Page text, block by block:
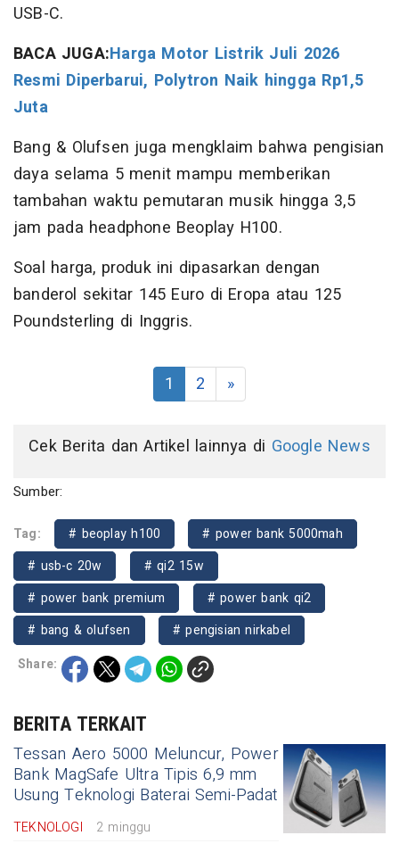
USB-C.
BACA JUGA:Harga Motor Listrik Juli 2026
Resmi Diperbarui, Polytron Naik hingga Rp1,5
Juta
Bang & Olufsen juga mengklaim bahwa pengisian
daya selama 5 menit mampu memberikan
tambahan waktu pemutaran musik hingga 3,5
jam pada headphone Beoplay H100.
Soal harga, produk ini dipasarkan dengan
banderol sekitar 145 Euro di Eropa atau 125
Poundsterling di Inggris.
1 2 »
Cek Berita dan Artikel lainnya di Google News
Sumber:
Tag: # beoplay h100
# power bank 5000mah
# usb-c 20w
# qi2 15w
# power bank premium
# power bank qi2
# bang & olufsen
# pengisian nirkabel
Share:
BERITA TERKAIT
Tessan Aero 5000 Meluncur, Power
Bank MagSafe Ultra Tipis 6,9 mm
Usung Teknologi Baterai Semi-Padat
TEKNOLOGI 2 minggu